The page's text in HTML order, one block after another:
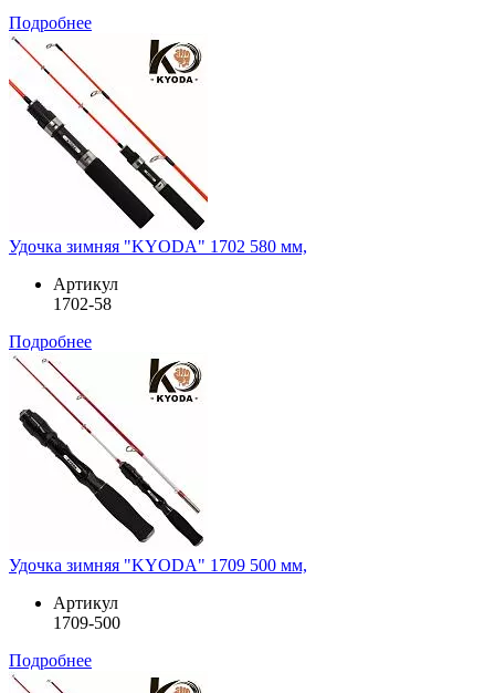
Подробнее
Удочка зимняя "KYODA" 1702 580 мм,
Артикул
1702-58
Подробнее
Удочка зимняя "KYODA" 1709 500 мм,
Артикул
1709-500
Подробнее